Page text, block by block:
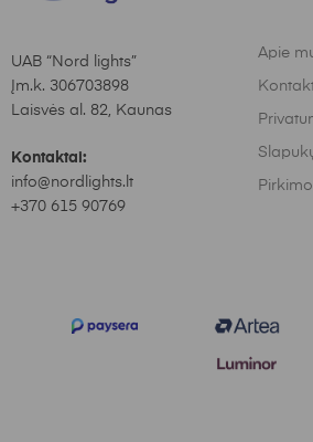
UAB “Nord lights”
Įm.k. 306703898
Laisvės al. 82, Kaunas
Kontaktai:
info@nordlights.lt
+370 615 90769
Apie